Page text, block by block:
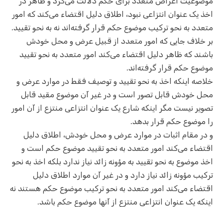
اخذ یک عنوان انتزاعی نبود، اطلاق دلیل اقتضاء می‌کند که امور
متعدد به نحو ترکیب موضوع حکم قرار گرفته‌اند نه به نحو تقیید.
بر خلاف جایی که امور متعدد از قبیل عرض و محل خودش
باشند که ظاهر دلیل اقتضاء می‌کند امور متعدد به نحو تقیید
موضوع حکم قرار گرفته‌اند.
خلاصه اینکه اخذ به نحو تقیید و توصیف فقط در موارد عرض و
محل خودش قابل تصور است و در غیر آن موضوع مقید قابل
تصویر نیست مگر اینکه شارع یک عنوان انتزاعی منتزع از آن امور
را موضوع حکم قرار بدهد.
و در مقام اثبات در موارد عرض و محل خودش، اطلاق دلیل
اقتضاء می‌کند امور متعدد به نحو تقیید موضوع حکم است و
اخذ موضوع به نحو تقیید به مؤونه زائد نیاز ندارد بلکه اخذ به نحو
ترکیب مؤونه زائد نیاز دارد و در غیر آن موارد اطلاق دلیل
اقتضاء می‌کند امور متعدد به نحو ترکیب موضوع حکم هستند نه
اینکه یک عنوان انتزاعی منتزع از آنها موضوع حکم باشد.